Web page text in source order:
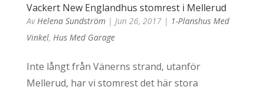
Vackert New Englandhus stomrest i Mellerud
Av Helena Sundström| Jun 26, 2017| 1-Planshus Med
Vinkel, Hus Med Garage
Inte långt från Vänerns strand, utanför
Mellerud, har vi stomrest det här stora